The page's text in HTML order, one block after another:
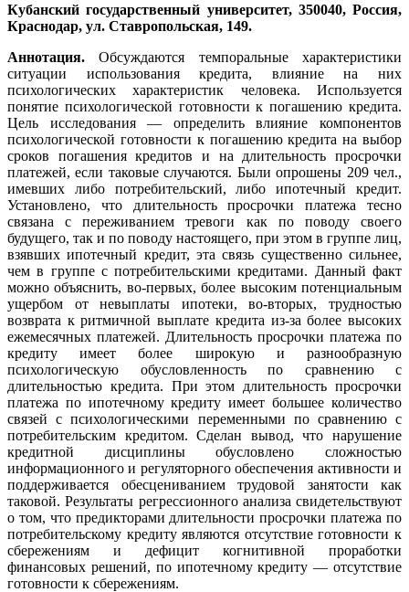
Кубанский государственный университет, 350040, Россия,
Краснодар, ул. Ставропольская, 149.
Аннотация. Обсуждаются темпоральные характеристики
ситуации использования кредита, влияние на них
психологических характеристик человека. Используется
понятие психологической готовности к погашению кредита.
Цель исследования — определить влияние компонентов
психологической готовности к погашению кредита на выбор
сроков погашения кредитов и на длительность просрочки
платежей, если таковые случаются. Были опрошены 209 чел.,
имевших либо потребительский, либо ипотечный кредит.
Установлено, что длительность просрочки платежа тесно
связана с переживанием тревоги как по поводу своего
будущего, так и по поводу настоящего, при этом в группе лиц,
взявших ипотечный кредит, эта связь существенно сильнее,
чем в группе с потребительскими кредитами. Данный факт
можно объяснить, во-первых, более высоким потенциальным
ущербом от невыплаты ипотеки, во-вторых, трудностью
возврата к ритмичной выплате кредита из-за более высоких
ежемесячных платежей. Длительность просрочки платежа по
кредиту имеет более широкую и разнообразную
психологическую обусловленность по сравнению с
длительностью кредита. При этом длительность просрочки
платежа по ипотечному кредиту имеет большее количество
связей с психологическими переменными по сравнению с
потребительским кредитом. Сделан вывод, что нарушение
кредитной дисциплины обусловлено сложностью
информационного и регуляторного обеспечения активности и
поддерживается обесцениванием трудовой занятости как
таковой. Результаты регрессионного анализа свидетельствуют
о том, что предикторами длительности просрочки платежа по
потребительскому кредиту являются отсутствие готовности к
сбережениям и дефицит когнитивной проработки
финансовых решений, по ипотечному кредиту — отсутствие
готовности к сбережениям.